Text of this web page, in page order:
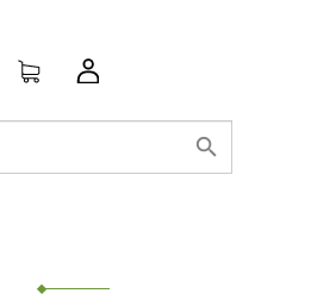
search